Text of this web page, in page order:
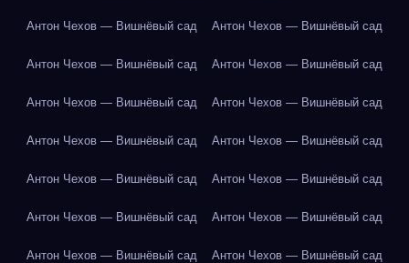
Антон Чехов — Вишнёвый сад Антон Чехов — Вишнёвый сад
Антон Чехов — Вишнёвый сад Антон Чехов — Вишнёвый сад
Антон Чехов — Вишнёвый сад Антон Чехов — Вишнёвый сад
Антон Чехов — Вишнёвый сад Антон Чехов — Вишнёвый сад
Антон Чехов — Вишнёвый сад Антон Чехов — Вишнёвый сад
Антон Чехов — Вишнёвый сад Антон Чехов — Вишнёвый сад
Антон Чехов — Вишнёвый сад Антон Чехов — Вишнёвый сад